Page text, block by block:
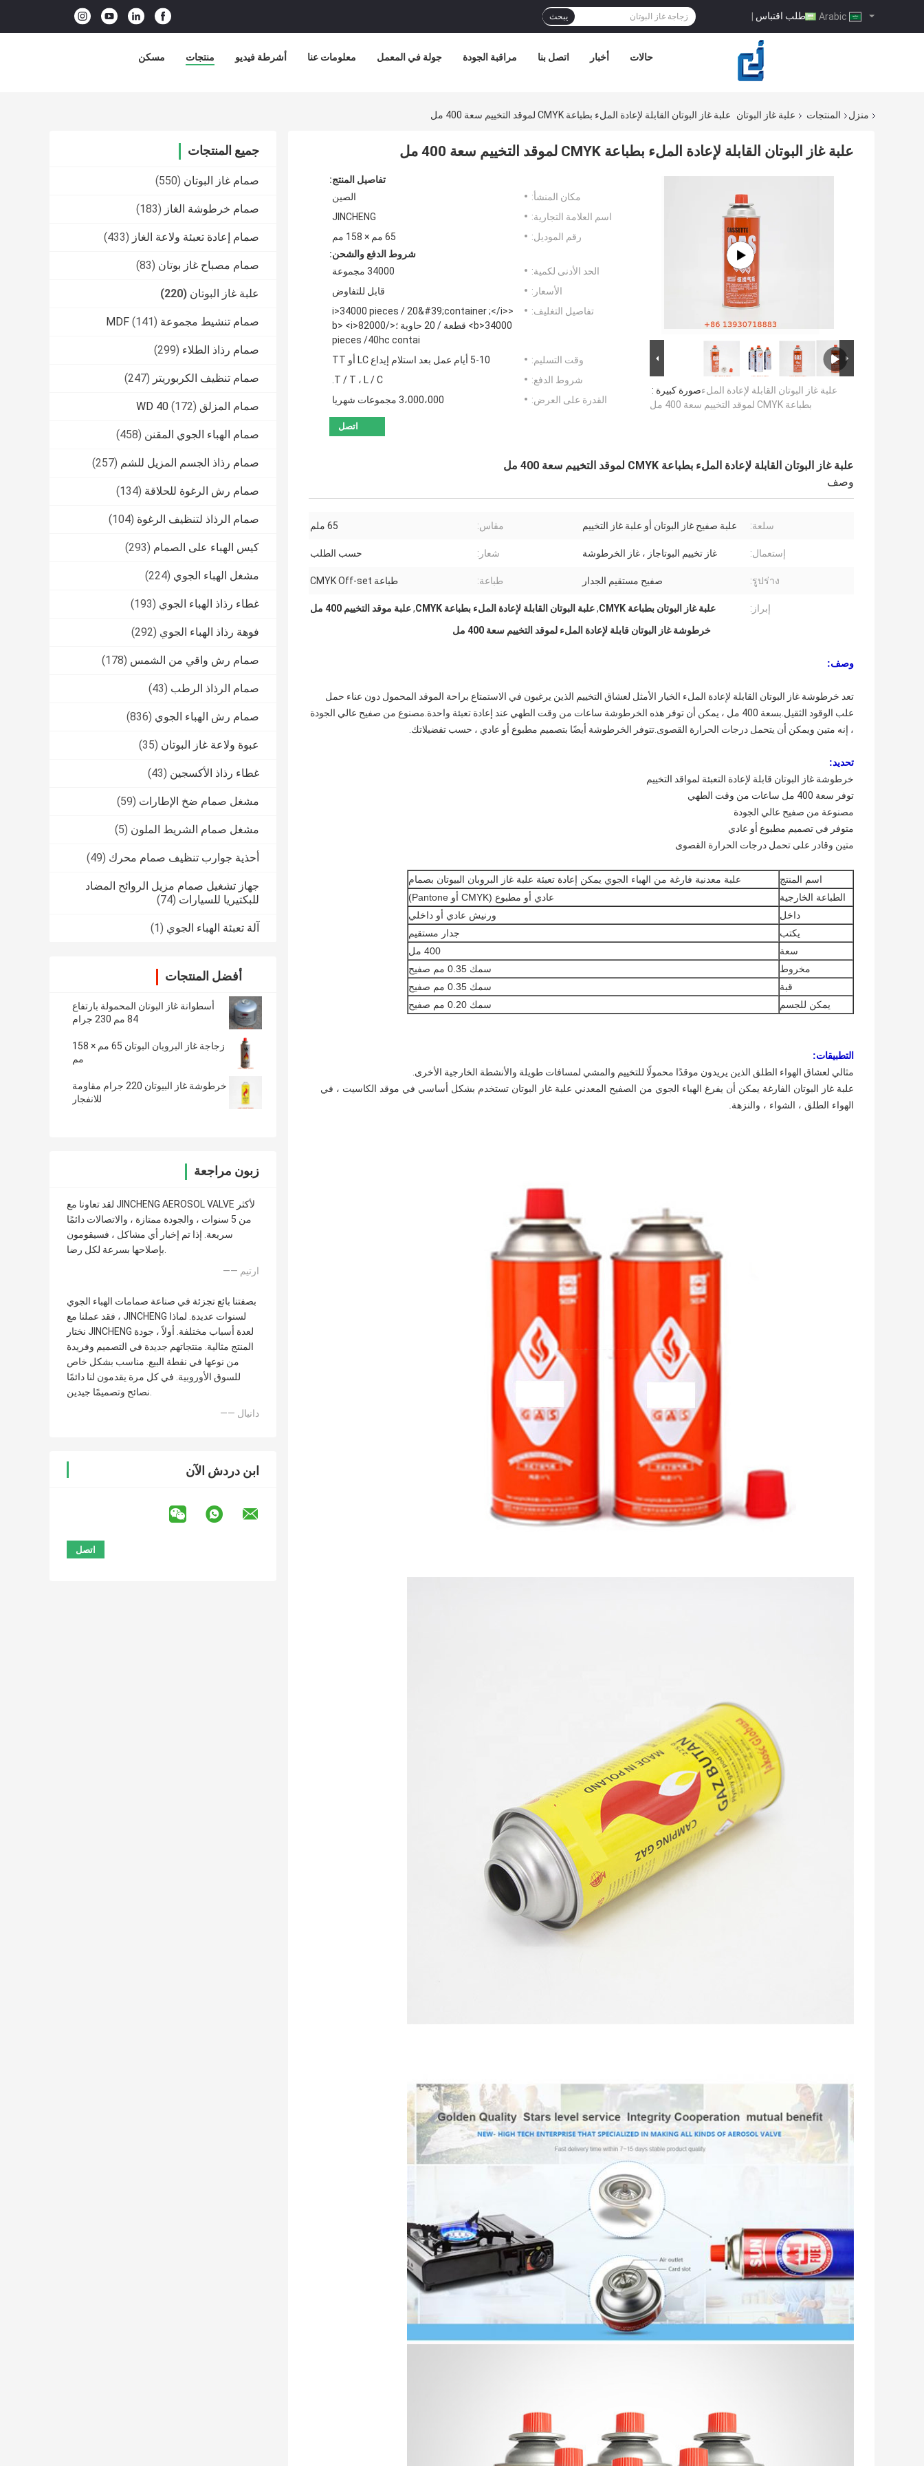
طلب اقتباس | يبحث
مسكن منتجات أشرطة فيديو معلومات عنا جولة في المعمل مراقبة الجودة اتصل بنا أخبار حالات
منزل المنتجات علبة غاز البوتان علبة غاز البوتان القابلة لإعادة الملء بطباعة CMYK لموقد التخييم سعة 400 مل
جميع المنتجات
صمام غاز البوتان (550)
صمام خرطوشة الغاز (183)
صمام إعادة تعبئة ولاعة الغاز (433)
صمام مصباح غاز بوتان (83)
علبة غاز البوتان (220)
صمام تنشيط مجموعة MDF (141)
صمام رذاذ الطلاء (299)
صمام تنظيف الكربوريتر (247)
صمام المزلق WD 40 (172)
صمام الهباء الجوي المقنن (458)
صمام رذاذ الجسم المزيل للشم (257)
صمام رش الرغوة للحلاقة (134)
صمام الرذاذ لتنظيف الرغوة (104)
كيس الهباء على الصمام (293)
مشغل الهباء الجوي (224)
غطاء رذاذ الهباء الجوي (193)
فوهة رذاذ الهباء الجوي (292)
صمام رش واقي من الشمس (178)
صمام الرذاذ الرطب (43)
صمام رش الهباء الجوي (836)
عبوة ولاعة غاز البوتان (35)
غطاء رذاذ الأكسجين (43)
مشغل صمام ضخ الإطارات (59)
مشغل صمام الشريط الملون (5)
أحذية جوارب تنظيف صمام محرك (49)
جهاز تشغيل صمام مزيل الروائح المضاد
للبكتيريا للسيارات (74)
آلة تعبئة الهباء الجوي (1)
أفضل المنتجات
أسطوانة غاز البوتان المحمولة بارتفاع
84 مم 230 جرام
زجاجة غاز البروبان البوتان 65 مم × 158
مم
خرطوشة غاز البيوتان 220 جرام مقاومة
للانفجار
زبون مراجعة
لقد تعاونا مع JINCHENG AEROSOL VALVE لأكثر
من 5 سنوات ، والجودة ممتازة ، والاتصالات دائمًا
سريعة. إذا تم إخبار أي مشاكل ، فسيقومون
بإصلاحها بسرعة لكل رضا.
—— ارتيم
بصفتنا بائع تجزئة في صناعة صمامات الهباء الجوي
، فقد عملنا مع JINCHENG لسنوات عديدة. لماذا
نختار JINCHENG لعدة أسباب مختلفة. أولاً ، جودة
المنتج مثالية. منتجاتهم جديدة في التصميم وفريدة
من نوعها في نقطة البيع. مناسب بشكل خاص
للسوق الأوروبية. في كل مرة يقدمون لنا دائمًا
نصائح وتصميمًا جيدين.
—— دانيال
ابن دردش الآن
علبة غاز البوتان القابلة لإعادة الملء بطباعة CMYK لموقد التخييم سعة 400 مل
صورة كبيرة :علبة غاز البوتان القابلة لإعادة الملء
بطباعة CMYK لموقد التخييم سعة 400 مل
تفاصيل المنتج:
مكان المنشأ:
الصين
اسم العلامة التجارية:
JINCHENG
رقم الموديل:
65 مم × 158 مم
شروط الدفع والشحن:
الحد الأدنى لكمية:
34000 مجموعة
الأسعار:
قابل للتفاوض
تفاصيل التغليف:
<i>34000 pieces / 20&#39;container ;</i>
<b>34000 قطعة / 20 حاوية ؛</b> <i>82000
pieces /40hc contai
وقت التسليم:
5-10 أيام عمل بعد استلام إيداع LC أو TT
شروط الدفع:
T / T ، L / C.
القدرة على العرض:
3،000،000 مجموعات شهريا
اتصل
علبة غاز البوتان القابلة لإعادة الملء بطباعة CMYK لموقد التخييم سعة 400 مل
وصف
سلعة: علبة صفيح غاز البوتان أو علبة غاز التخييم مقاس: 65 ملم
إستعمال: غاز تخييم البوتاجاز ، غاز الخرطوشة شعار: حسب الطلب
รูปร่าง: صفيح مستقيم الجدار طباعة: طباعة CMYK Off-set
إبراز: علبة غاز البوتان بطباعة CMYK ,علبة البوتان القابلة لإعادة الملء بطباعة CMYK ,علبة موقد التخييم 400 مل
خرطوشة غاز البوتان قابلة لإعادة الملء لموقد التخييم سعة 400 مل
وصف:
تعد خرطوشة غاز البوتان القابلة لإعادة الملء الخيار الأمثل لعشاق التخييم الذين يرغبون في الاستمتاع براحة الموقد المحمول دون عناء حمل
علب الوقود الثقيل.بسعة 400 مل ، يمكن أن توفر هذه الخرطوشة ساعات من وقت الطهي عند إعادة تعبئة واحدة.مصنوع من صفيح عالي الجودة
، إنه متين ويمكن أن يتحمل درجات الحرارة القصوى.تتوفر الخرطوشة أيضًا بتصميم مطبوع أو عادي ، حسب تفضيلاتك.
تحديد:
خرطوشة غاز البوتان قابلة لإعادة التعبئة لمواقد التخييم
توفر سعة 400 مل ساعات من وقت الطهي
مصنوعة من صفيح عالي الجودة
متوفر في تصميم مطبوع أو عادي
متين وقادر على تحمل درجات الحرارة القصوى
اسم المنتج
علبة معدنية فارغة من الهباء الجوي يمكن إعادة تعبئة علبة غاز البروبان البيوتان بصمام
الطباعة الخارجية
عادي أو مطبوع (CMYK أو Pantone)
داخل
ورنيش عادي أو داخلي
يكتب
جدار مستقيم
سعة
400 مل
مخروط
سمك 0.35 مم صفيح
قبة
سمك 0.35 مم صفيح
يمكن للجسم
سمك 0.20 مم صفيح
التطبيقات:
مثالي لعشاق الهواء الطلق الذين يريدون موقدًا محمولًا للتخييم والمشي لمسافات طويلة والأنشطة الخارجية الأخرى.
علبة غاز البوتان الفارغة يمكن أن يفرغ الهباء الجوي من الصفيح المعدني علبة غاز البوتان تستخدم بشكل أساسي في موقد الكاسيت ، في
الهواء الطلق ، الشواء ، والنزهة.